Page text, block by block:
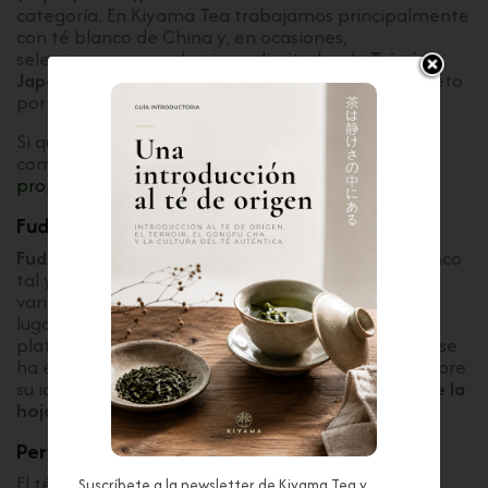
categoría. En Kiyama Tea trabajamos principalmente
con té blanco de China y, en ocasiones,
seleccionamos producciones limitadas deTaiwány
Japón
, donde este estilo se explora con gran respeto
por la hoja y el proceso.
Si quieres profundizar en sus propiedades y
compuestos, puedes leer nuestra guía:té blanco:
propiedades y beneficios.
Fuding: el origen del té blanco
Fuding
es reconocida por haber definido el té blanco
tal y como lo entendemos hoy. Su clima, sus
variedades locales y su tradición artesanal dieron
lugar a estilos emblemáticos basados en brotes
plateados y hojas jóvenes. Desde allí, el té blanco se
ha extendido a otras regiones, manteniendo siempre
su identidad ligada a ladelicadeza y a lapureza de la
hoja
Perfil en taza y estilos